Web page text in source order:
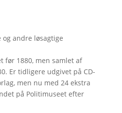
andre løsagtige
før 1880, men samlet af
Er tidligere udgivet på CD-
men nu med 24 ekstra
på Politimuseet efter